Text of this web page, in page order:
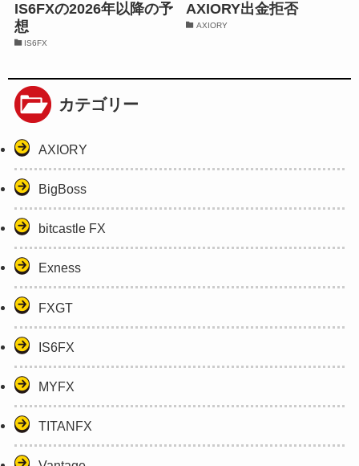
IS6FXの2026年以降の予
想
IS6FX
AXIORY出金拒否
AXIORY
カテゴリー
AXIORY
BigBoss
bitcastle FX
Exness
FXGT
IS6FX
MYFX
TITANFX